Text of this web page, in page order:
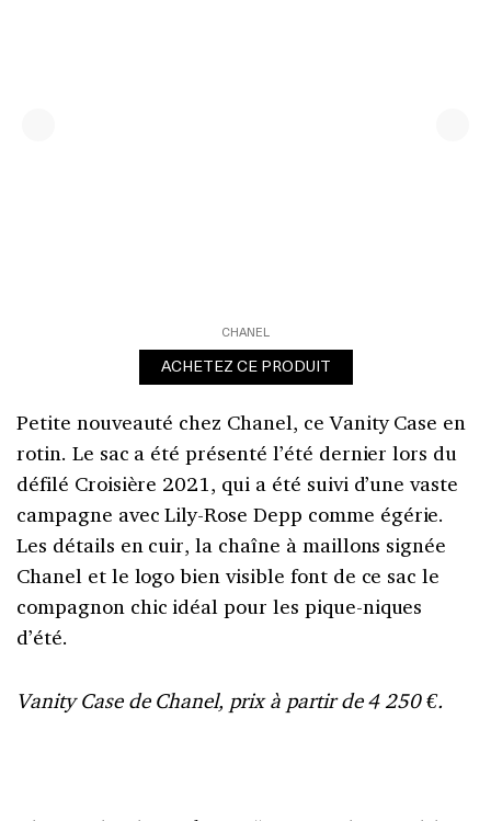
CHANEL
ACHETEZ CE PRODUIT
Petite nouveauté chez Chanel, ce Vanity Case en
rotin. Le sac a été présenté l’été dernier lors du
défilé Croisière 2021, qui a été suivi d’une vaste
campagne avec Lily-Rose Depp comme égérie.
Les détails en cuir, la chaîne à maillons signée
Chanel et le logo bien visible font de ce sac le
compagnon chic idéal pour les pique-niques
d’été.
Vanity Case de Chanel, prix à partir de 4 250 €.